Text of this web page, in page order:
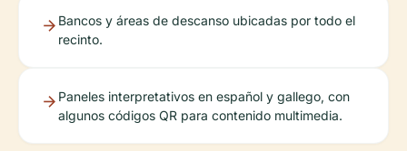
Bancos y áreas de descanso ubicadas por todo el
recinto.
Paneles interpretativos en español y gallego, con
algunos códigos QR para contenido multimedia.